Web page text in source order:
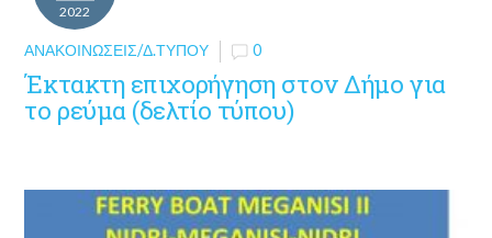
2022
ΑΝΑΚΟΙΝΏΣΕΙΣ/Δ.ΤΎΠΟΥ 0
Έκτακτη επιχορήγηση στον Δήμο για
το ρεύμα (δελτίο τύπου)